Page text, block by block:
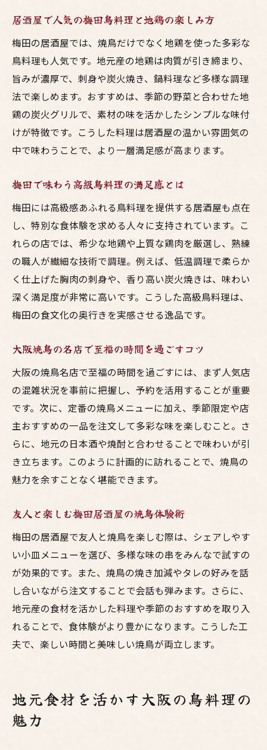
居酒屋で人気の梅田鳥料理と地鶏の楽しみ方
梅田の居酒屋では、焼鳥だけでなく地鶏を使った多彩な
鳥料理も人気です。地元産の地鶏は肉質が引き締まり、
旨みが濃厚で、刺身や炭火焼き、鍋料理など多様な調理
法で楽しめます。おすすめは、季節の野菜と合わせた地
鶏の炭火グリルで、素材の味を活かしたシンプルな味付
けが特徴です。こうした料理は居酒屋の温かい雰囲気の
中で味わうことで、より一層満足感が高まります。
梅田で味わう高級鳥料理の満足感とは
梅田には高級感あふれる鳥料理を提供する居酒屋も点在
し、特別な食体験を求める人々に支持されています。こ
れらの店では、希少な地鶏や上質な鶏肉を厳選し、熟練
の職人が繊細な技術で調理。例えば、低温調理で柔らか
く仕上げた胸肉の刺身や、香り高い炭火焼きは、味わい
深く満足度が非常に高いです。こうした高級鳥料理は、
梅田の食文化の奥行きを実感させる逸品です。
大阪焼鳥の名店で至福の時間を過ごすコツ
大阪の焼鳥名店で至福の時間を過ごすには、まず人気店
の混雑状況を事前に把握し、予約を活用することが重要
です。次に、定番の焼鳥メニューに加え、季節限定や店
主おすすめの一品を注文して多彩な味を楽しむこと。さ
らに、地元の日本酒や焼酎と合わせることで味わいが引
き立ちます。このように計画的に訪れることで、焼鳥の
魅力を余すことなく堪能できます。
友人と楽しむ梅田居酒屋の焼鳥体験術
梅田の居酒屋で友人と焼鳥を楽しむ際は、シェアしやす
い小皿メニューを選び、多様な味の串をみんなで試すの
が効果的です。また、焼鳥の焼き加減やタレの好みを話
し合いながら注文することで会話も弾みます。さらに、
地元産の食材を活かした料理や季節のおすすめを取り入
れることで、食体験がより豊かになります。こうした工
夫で、楽しい時間と美味しい焼鳥が両立します。
地元食材を活かす大阪の鳥料理の
魅力